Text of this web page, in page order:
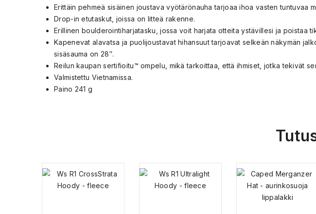
Erittäin pehmeä sisäinen joustava vyötärönauha tarjoaa ihoa vasten tuntuvaa
Drop-in etutaskut, joissa on litteä rakenne.
Erillinen boulderointiharjatasku, jossa voit harjata otteita ystävillesi ja poistaa
Kapenevat alavatsa ja puolijoustavat hihansuut tarjoavat selkeän näkymän
sisäsauma on 28″.
Reilun kaupan sertifioitu™ ompelu, mikä tarkoittaa, että ihmiset, jotka tekivät
Valmistettu Vietnamissa.
Paino 241 g